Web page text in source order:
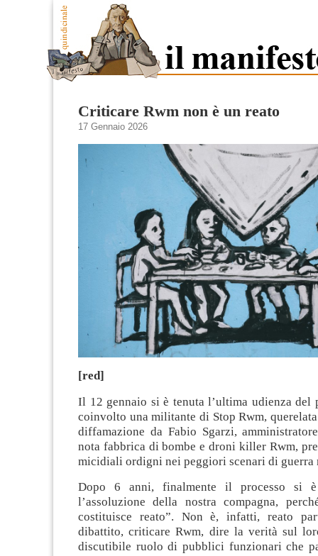
Criticare Rwm non è un reato
17 Gennaio 2026
[red]
Il 12 gennaio si è tenuta l’ultima udienza del
coinvolto una militante di Stop Rwm,
diffamazione da Fabio Sgarzi,
nota fabbrica di bombe e droni killer Rwm,
micidiali ordigni nei peggiori scenari di guerra
Dopo 6 anni, finalmente il processo si
l’assoluzione della nostra compagna,
costituisce reato”. Non è, infatti, reato
dibattito, criticare Rwm, dire la verità sul
discutibile ruolo di pubblici funzionari che